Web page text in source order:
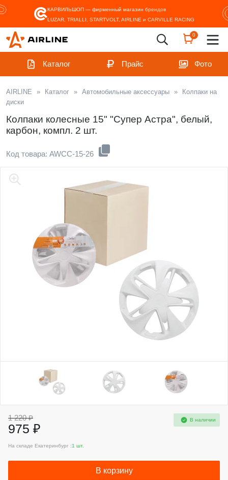
КАРВИЛЬШОП — фирменный магазин брендов
LUZAR, TRIALLI, STARTVOLT, AIRLINE и CARVILLE RACING
0
Каталог Прайс Фото
AIRLINE » Каталог » Автомобильные аксессуары »
Колпаки на
диски
Колпаки колесные 15" "Супер Астра", белый,
карбон, компл. 2 шт.
Код товара: AWCC-15-26
1 220 ₽
975 ₽
В наличии
На складе Екатеринбург :1 шт.
В корзину